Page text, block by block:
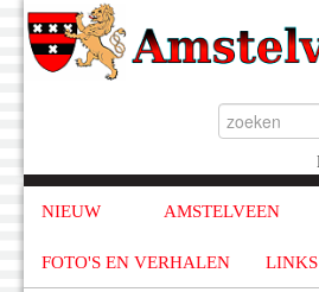
NIEUW AMSTELVEEN
FOTO'S EN VERHALEN LINKS